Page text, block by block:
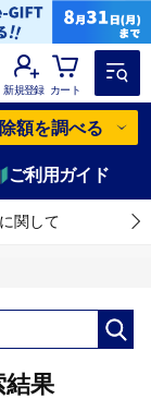
新規登録 カート
額を調べる
ご利用ガイド
関して
結果